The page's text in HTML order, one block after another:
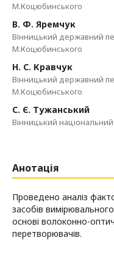
М.Коцюбинського
В. Ф. Яремчук
Вінницький державний
М.Коцюбинського
Н. С. Кравчук
Вінницький державний
М.Коцюбинського
С. Є. Тужанський
Вінницький
Анотація
Проведено аналіз
засобів
основі волоконно-
перетворювачів.